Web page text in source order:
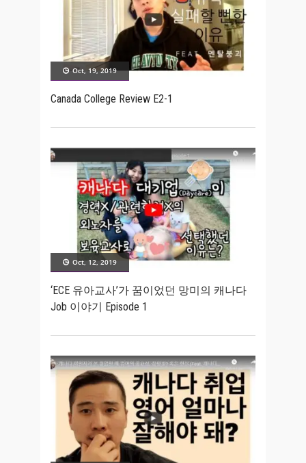
Oct, 19, 2019
Canada College Review E2-1
Oct, 12, 2019
‘ECE 유아교사’가 꿈이었던 망미의 캐나다
Job 이야기 Episode 1